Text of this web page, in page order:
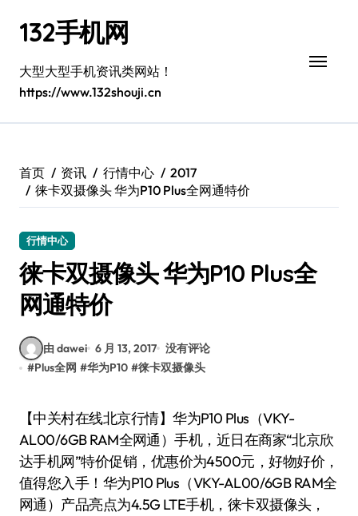
132手机网
大型大型手机资讯类网站！
https://www.132shouji.cn
首页 资讯 行情中心
2017
徕卡双摄像头 华为P10 Plus全网通特价
行情中心
徕卡双摄像头 华为P10 Plus全
网通特价
由 dawei 6 月 13, 2017 没有评论
#Plus全网 #华为P10 #徕卡双摄像头
【中关村在线北京行情】华为P10 Plus（VKY-
AL00/6GB RAM全网通）手机，近日在商家“北京欣
达手机网”特价促销，优惠价为4500元，好物好价，
值得您入手！华为P10 Plus（VKY-AL00/6GB RAM全
网通）产品亮点为4.5G LTE手机，徕卡双摄像头，